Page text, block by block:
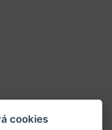
cookies